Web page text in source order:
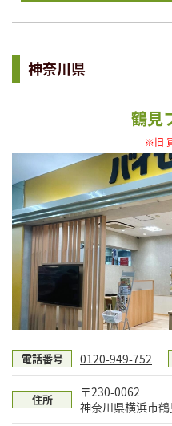
神奈川県
鶴見
※旧
電話番号 0120-949-752
住所
〒230-0062
神奈川県横浜市